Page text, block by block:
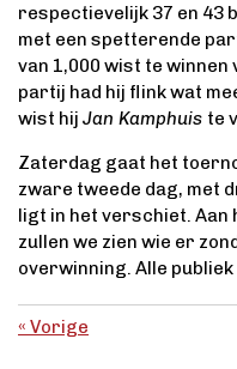
respectievelijk 37 en 43
met een spetterende
van 1,000 wist te winnen
partij had hij flink wat
wist hij Jan Kamphuis te
Zaterdag gaat het
zware tweede dag, met
ligt in het verschiet. Aan
zullen we zien wie er
overwinning. Alle publiek
« Vorige